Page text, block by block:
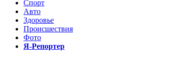
Спорт
Авто
Здоровье
Происшествия
Фото
Я-Репортер